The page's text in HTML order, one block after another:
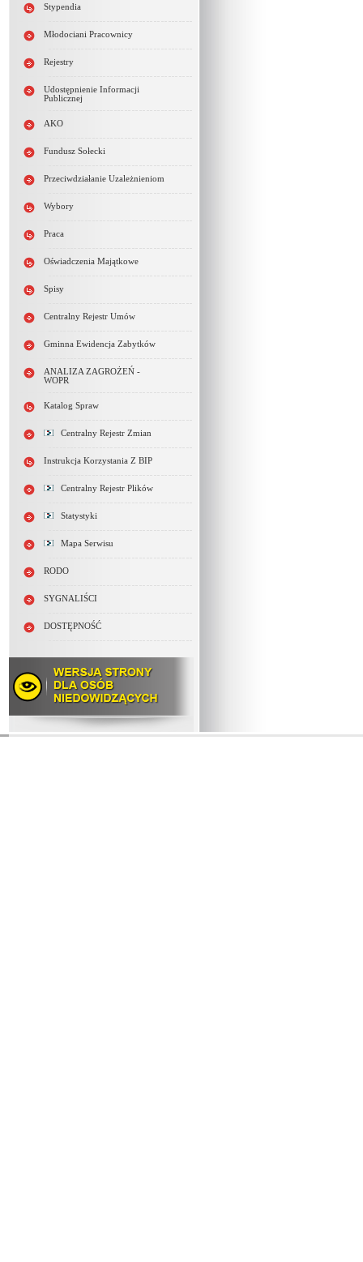
Stypendia
Młodociani Pracownicy
Rejestry
Udostępnienie Informacji
Publicznej
AKO
Fundusz Sołecki
Przeciwdziałanie Uzależnieniom
Wybory
Praca
Oświadczenia Majątkowe
Spisy
Centralny Rejestr Umów
Gminna Ewidencja Zabytków
ANALIZA ZAGROŻEŃ -
WOPR
Katalog Spraw
Centralny Rejestr Zmian
Instrukcja Korzystania Z BIP
Centralny Rejestr Plików
Statystyki
Mapa Serwisu
RODO
SYGNALIŚCI
DOSTĘPNOŚĆ